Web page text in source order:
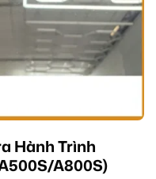
Hành Trình
A800S)